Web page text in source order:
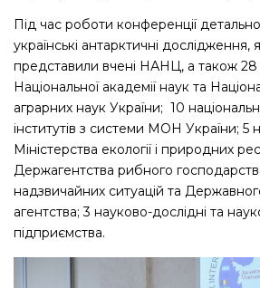
Під час роботи конференції
українські антарктичні дослідження,
представили вчені НАНЦ, а також 28
Національної академії наук та
аграрних наук України; 10
інститутів з системи МОН України; 5
Міністерства екології і природних
Держагентства рибного
надзвичайних ситуацій та
агентства; 3 науково-дослідні та
підприємства.